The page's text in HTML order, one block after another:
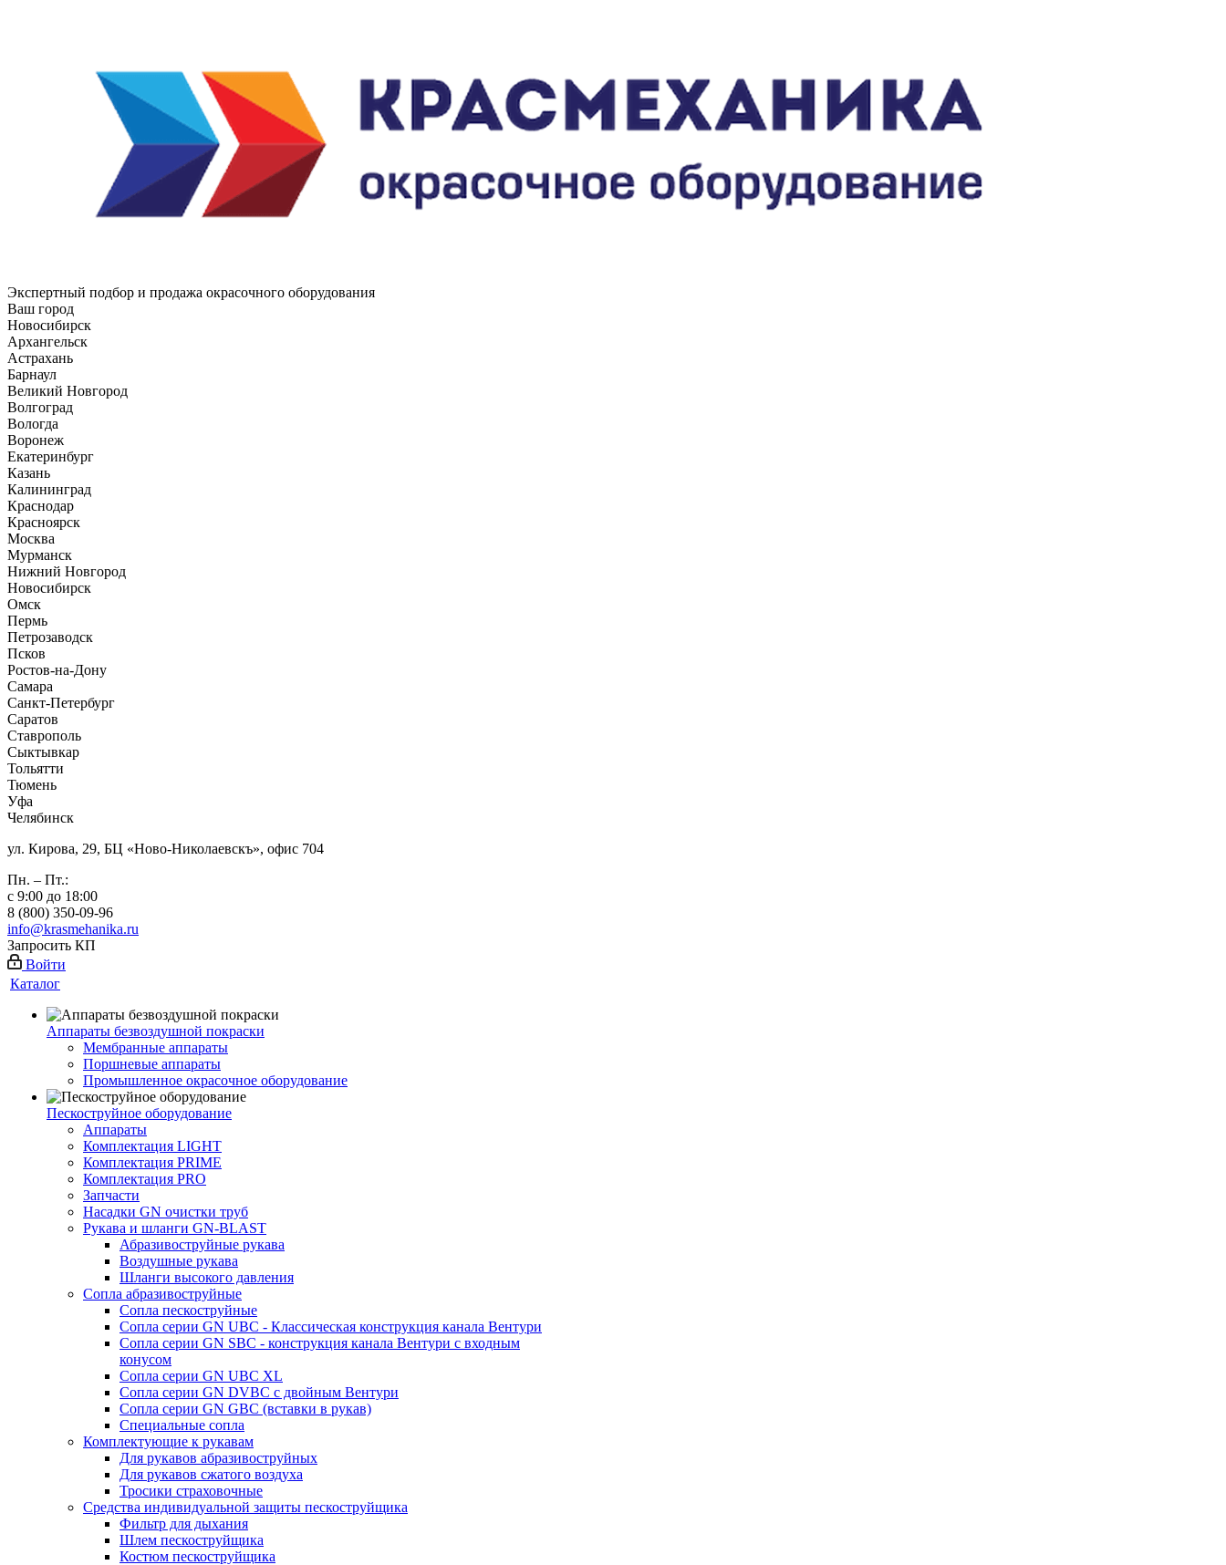
Экспертный подбор и продажа окрасочного оборудования
Ваш город
Новосибирск
Архангельск
Астрахань
Барнаул
Великий Новгород
Волгоград
Вологда
Воронеж
Екатеринбург
Казань
Калининград
Краснодар
Красноярск
Москва
Мурманск
Нижний Новгород
Новосибирск
Омск
Пермь
Петрозаводск
Псков
Ростов-на-Дону
Самара
Санкт-Петербург
Саратов
Ставрополь
Сыктывкар
Тольятти
Тюмень
Уфа
Челябинск
ул. Кирова, 29, БЦ «Ново-Николаевскъ», офис 704
Пн. – Пт.:
с 9:00 до 18:00
8 (800) 350-09-96
info@krasmehanika.ru
Запросить КП
Войти
Каталог
Аппараты безвоздушной покраски
Мембранные аппараты
Поршневые аппараты
Промышленное окрасочное оборудование
Пескоструйное оборудование
Аппараты
Комплектация LIGHT
Комплектация PRIME
Комплектация PRO
Запчасти
Насадки GN очистки труб
Рукава и шланги GN-BLAST
Абразивоструйные рукава
Воздушные рукава
Шланги высокого давления
Сопла абразивоструйные
Сопла пескоструйные
Сопла серии GN UBC - Классическая конструкция канала Вентури
Сопла серии GN SBC - конструкция канала Вентури c входным
конусом
Сопла серии GN UBC XL
Сопла серии GN DVBC с двойным Вентури
Сопла серии GN GBC (вставки в рукав)
Специальные сопла
Комплектующие к рукавам
Для рукавов абразивоструйных
Для рукавов сжатого воздуха
Тросики страховочные
Средства индивидуальной защиты пескоструйщика
Фильтр для дыхания
Шлем пескоструйщика
Костюм пескоструйщика